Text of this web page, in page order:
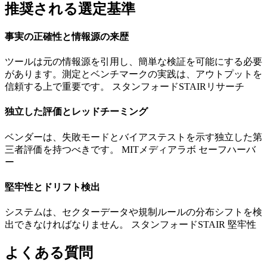
推奨される選定基準
事実の正確性と情報源の来歴
ツールは元の情報源を引用し、簡単な検証を可能にする必要
があります。測定とベンチマークの実践は、アウトプットを
信頼する上で重要です。 スタンフォードSTAIRリサーチ
独立した評価とレッドチーミング
ベンダーは、失敗モードとバイアステストを示す独立した第
三者評価を持つべきです。 MITメディアラボ セーフハーバ
ー
堅牢性とドリフト検出
システムは、セクターデータや規制ルールの分布シフトを検
出できなければなりません。 スタンフォードSTAIR 堅牢性
よくある質問